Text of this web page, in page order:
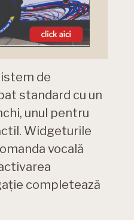
de
standard cu un
unul pentru
Widgeturile
vocală
completează